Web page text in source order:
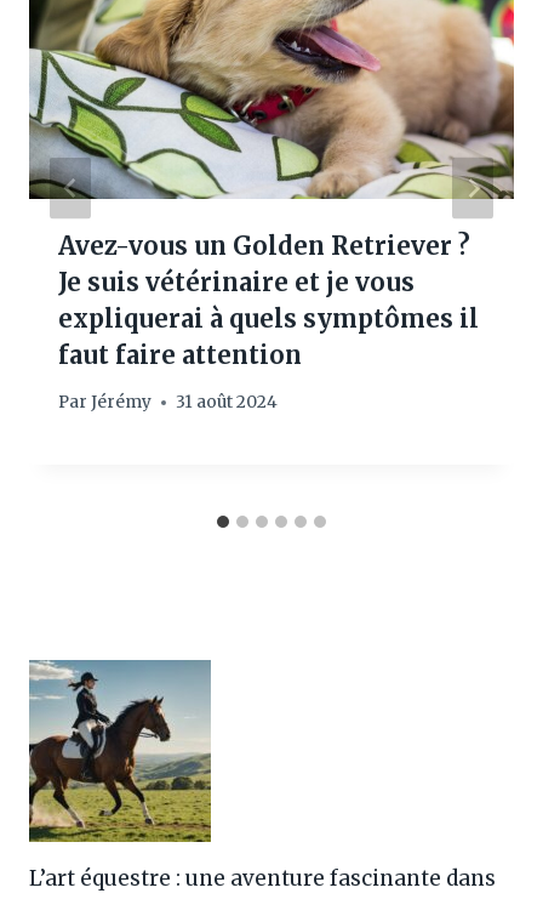
Avez-vous un Golden Retriever ?
Je suis vétérinaire et je vous
expliquerai à quels symptômes il
faut faire attention
Par Jérémy 31 août 2024
L’art équestre : une aventure fascinante dans